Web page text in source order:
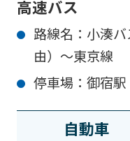
高速バス
路線名：小湊
由）～東京線
停車場：御宿駅
自動車